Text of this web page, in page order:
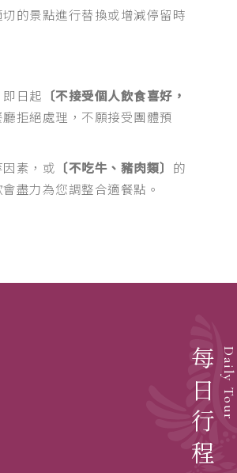
的景點進行替換或增減停留時
日起 〔不接受個人飲食喜好，
廳拒絕處理，不願接受團體預
因素，或 〔不吃牛、豬肉類〕 的
會盡力為您調整合適餐點。
Daily Tour
每日行程